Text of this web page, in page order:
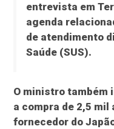
entrevista em
agenda
de atendimento
Saúde (SUS).
O ministro também
a compra de 2,5 mil
fornecedor do